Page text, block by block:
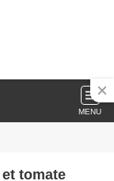
MENU
tomate